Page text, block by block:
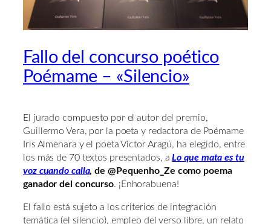
Fallo del concurso poético
Poémame – «Silencio»
El jurado compuesto por el autor del premio,
Guillermo Vera, por la poeta y redactora de Poémame
Iris Almenara y el poeta Víctor Aragú, ha elegido, entre
los más de 70 textos presentados, aLo que mata es tu
voz cuando calla, de @Pequenho_Ze como poema
ganador del concurso. ¡Enhorabuena!
El fallo está sujeto a los criterios de integración
temática (el silencio), empleo del verso libre, un relato